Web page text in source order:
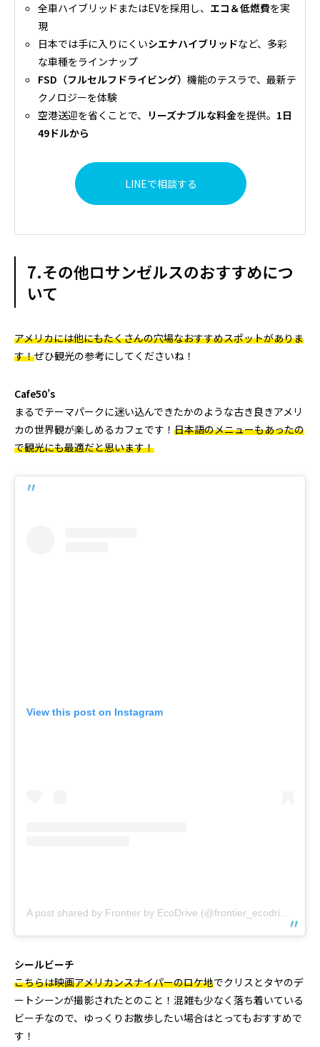
全車ハイブリッドまたはEVを採用し、 エコ＆低燃費を実
現
日本では手に入りにくいシエナハイブリッドなど、多彩
な車種をラインナップ
FSD（フルセルフドライビング）機能のテスラで、最新テ
クノロジーを体験
空港送迎を省くことで、 リーズナブルな料金を提供。 1日
49ドルから
LINEで相談する
7.その他ロサンゼルスのおすすめにつ
いて
アメリカには他にもたくさんの穴場なおすすめスポットがありま
す！ぜひ観光の参考にしてくださいね！
Cafe50’s
まるでテーマパークに迷い込んできたかのような古き良きアメリ
カの世界観が楽しめるカフェです！ 日本語のメニューもあったの
で観光にも最適だと思います！
View this post on Instagram
シールビーチ
こちらは映画アメリカンスナイパーのロケ地でクリスとタヤのデ
ートシーンが撮影されたとのこと！混雑も少なく落ち着いている
ビーチなので、ゆっくりお散歩したい場合はとってもおすすめで
す！